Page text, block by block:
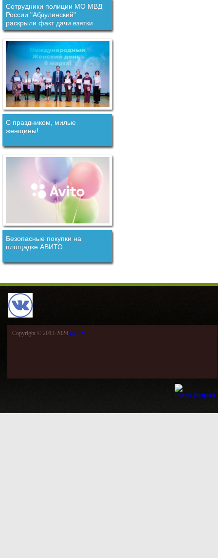
Сотрудники полиции МО МВД
России "Абдулинский"
раскрыли факт дачи взятки
должностному лицу.
С праздником, милые
женщины!
Безопасные покупки на
площадке АВИТО
Copyright © 2013-2024 DeUM